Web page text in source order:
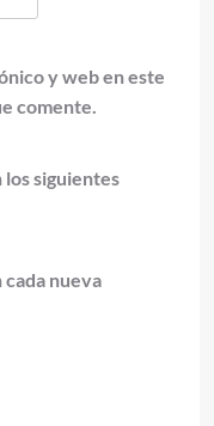
y web en este
comente.
siguientes
nueva